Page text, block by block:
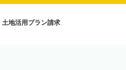
土地活用プラン請求